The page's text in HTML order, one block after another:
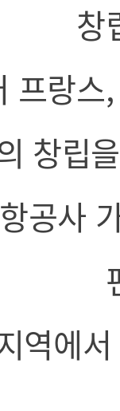
창
프랑
창립
공사
역에